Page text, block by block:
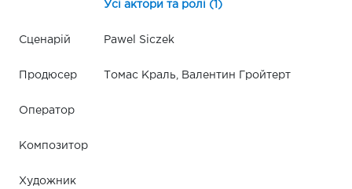
Усі актори та ролі (1)
Сценарій Pawel Siczek
Продюсер Томас Краль, Валентин Гройтерт
Оператор
Композитор
Художник